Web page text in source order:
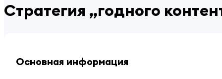
Стратегия „годного
Основная информация